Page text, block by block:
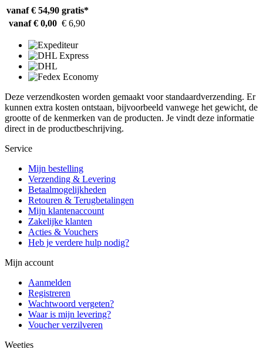
vanaf € 54,90 gratis*
vanaf € 0,00 € 6,90
Deze verzendkosten worden gemaakt voor standaardverzending. Er
kunnen extra kosten ontstaan, bijvoorbeeld vanwege het gewicht, de
grootte of de kenmerken van de producten. Je vindt deze informatie
direct in de productbeschrijving.
Service
Mijn bestelling
Verzending & Levering
Betaalmogelijkheden
Retouren & Terugbetalingen
Mijn klantenaccount
Zakelijke klanten
Acties & Vouchers
Heb je verdere hulp nodig?
Mijn account
Aanmelden
Registreren
Wachtwoord vergeten?
Waar is mijn levering?
Voucher verzilveren
Weetjes